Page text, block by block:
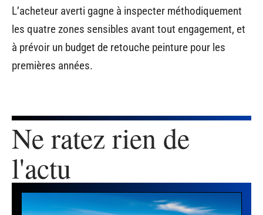
L’acheteur averti gagne à inspecter méthodiquement
les quatre zones sensibles avant tout engagement, et
à prévoir un budget de retouche peinture pour les
premières années.
Ne ratez rien de
l'actu